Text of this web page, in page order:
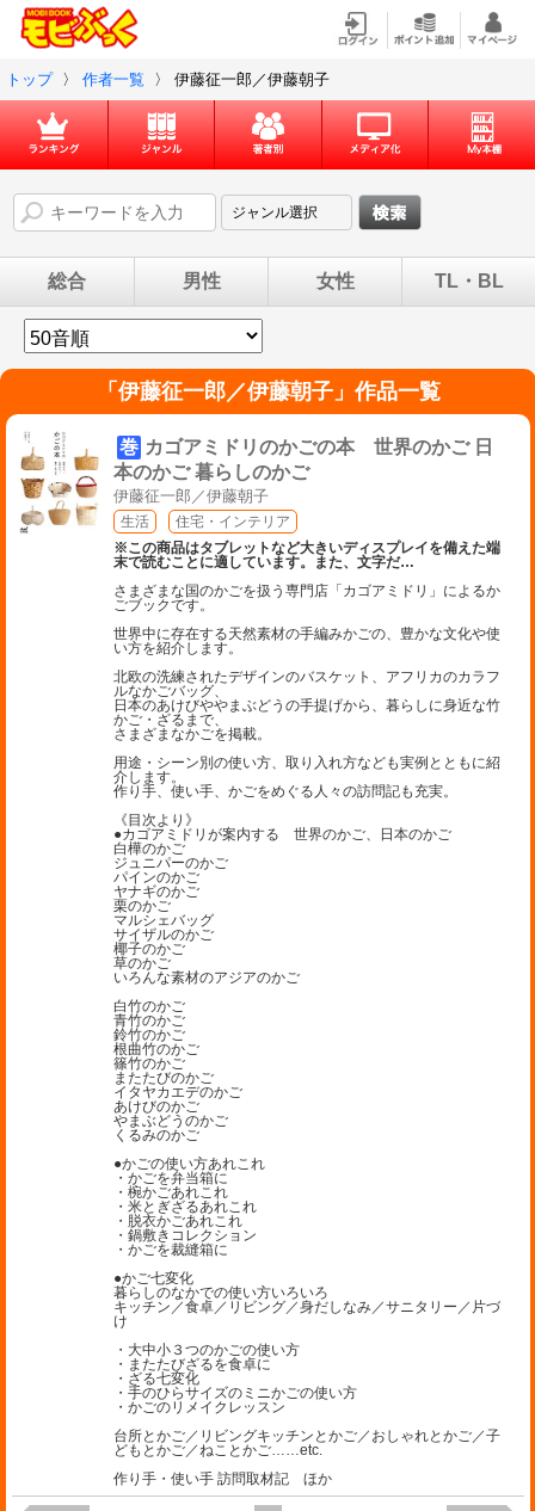
トップ 〉 作者一覧 〉 伊藤征一郎／伊藤朝子
総合 男性 女性 TL・BL
「 伊藤征一郎／伊藤朝子」作品一覧
巻 カゴアミドリのかごの本 世界のかご 日
本のかご 暮らしのかご
伊藤征一郎／伊藤朝子
生活
住宅・インテリア
※この商品はタブレットなど大きいディスプレイを備えた端
末で読むことに適しています。また、文字だ…
さまざまな国のかごを扱う専門店「カゴアミドリ」によるか
ごブックです。
世界中に存在する天然素材の手編みかごの、豊かな文化や使
い方を紹介します。
北欧の洗練されたデザインのバスケット、アフリカのカラフ
ルなかごバッグ、
日本のあけびややまぶどうの手提げから、暮らしに身近な竹
かご・ざるまで、
さまざまなかごを掲載。
用途・シーン別の使い方、取り入れ方なども実例とともに紹
介します。
作り手、使い手、かごをめぐる人々の訪問記も充実。
《目次より》
●カゴアミドリが案内する 世界のかご、日本のかご
白樺のかご
ジュニパーのかご
パインのかご
ヤナギのかご
栗のかご
マルシェバッグ
サイザルのかご
椰子のかご
草のかご
いろんな素材のアジアのかご
白竹のかご
青竹のかご
鈴竹のかご
根曲竹のかご
篠竹のかご
またたびのかご
イタヤカエデのかご
あけびのかご
やまぶどうのかご
くるみのかご
●かごの使い方あれこれ
・かごを弁当箱に
・椀かごあれこれ
・米とぎざるあれこれ
・脱衣かごあれこれ
・鍋敷きコレクション
・かごを裁縫箱に
●かご七変化
暮らしのなかでの使い方いろいろ
キッチン／食卓／リビング／身だしなみ／サニタリー／片づ
け
・大中小３つのかごの使い方
・またたびざるを食卓に
・ざる七変化
・手のひらサイズのミニかごの使い方
・かごのリメイクレッスン
台所とかご／リビングキッチンとかご／おしゃれとかご／子
どもとかご／ねことかご……etc.
作り手・使い手 訪問取材記 ほか